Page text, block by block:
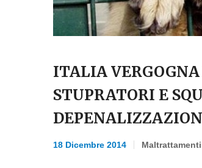
ITALIA
STUPRATORI E
18 Dicembre 2014